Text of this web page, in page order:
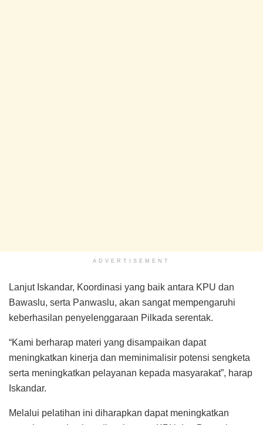
ADVERTISEMENT
Lanjut Iskandar, Koordinasi yang baik antara KPU dan
Bawaslu, serta Panwaslu, akan sangat mempengaruhi
keberhasilan penyelenggaraan Pilkada serentak.
“Kami berharap materi yang disampaikan dapat
meningkatkan kinerja dan meminimalisir potensi sengketa
serta meningkatkan pelayanan kepada masyarakat”, harap
Iskandar.
Melalui pelatihan ini diharapkan dapat meningkatkan